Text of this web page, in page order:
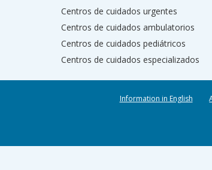
Centros de cuidados urgentes
Centros de cuidados ambulatorios
Centros de cuidados pediátricos
Centros de cuidados especializados
Information in English